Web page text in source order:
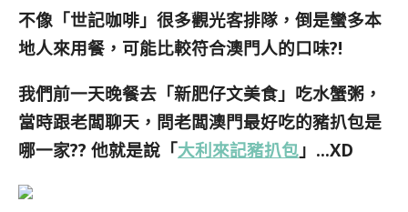
不像「世記咖啡」很多觀光客排隊，倒是蠻多本
地人來用餐，可能比較符合澳門人的口味?!
我們前一天晚餐去「新肥仔文美食」吃水蟹粥，
當時跟老闆聊天，問老闆澳門最好吃的豬扒包是
哪一家?? 他就是說「大利來記豬扒包 」…XD